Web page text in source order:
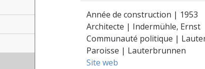
Année de construction | 1953
Architecte | Indermühle, Ernst
Communauté politique |
Paroisse | Lauterbrunnen
Site web